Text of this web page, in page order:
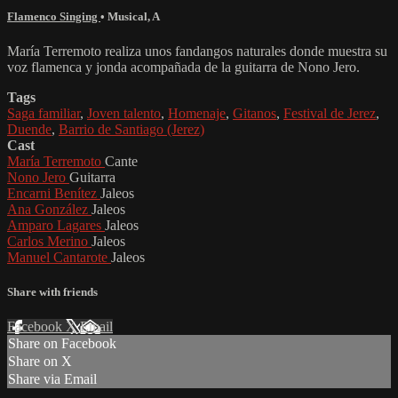
Flamenco Singing • Musical, A
María Terremoto realiza unos fandangos naturales donde muestra su
voz flamenca y jonda acompañada de la guitarra de Nono Jero.
Tags
Saga familiar, Joven talento, Homenaje, Gitanos, Festival de Jerez,
Duende, Barrio de Santiago (Jerez)
Cast
María Terremoto Cante
Nono Jero Guitarra
Encarni Benítez Jaleos
Ana González Jaleos
Amparo Lagares Jaleos
Carlos Merino Jaleos
Manuel Cantarote Jaleos
Share with friends
Facebook XEmail
Share on Facebook
Share on X
Share via Email